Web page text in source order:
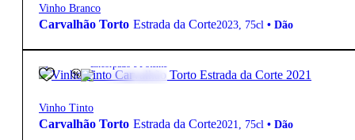
Vinho Branco
Carvalhão Torto Estrada da Corte2023, 75cl • Dão
Encorpado e Potente
Vinho Tinto
Carvalhão Torto Estrada da Corte2021, 75cl • Dão